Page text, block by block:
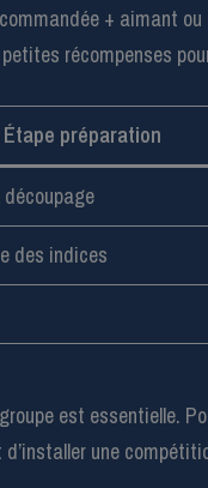
+ aimant
récompenses
Étape préparation
des indices
est essentielle.
une